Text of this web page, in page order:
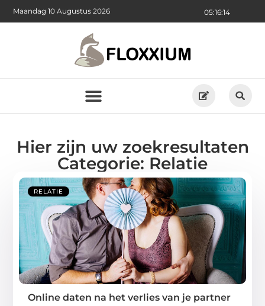
05:16:14
Maandag 10 Augustus 2026
Hier zijn uw zoekresultaten
Categorie: Relatie
RELATIE
Online daten na het verlies van je partner